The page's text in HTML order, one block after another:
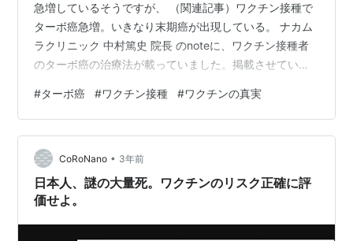
急増しているそうですが、 （関連記事）ワクチン接種で
ターボ癌急増。いきなり末期癌が出現している。 ナカム
ラクリニック 中村篤史 院長 のnoteに、ワクチン接種者
のターボ癌の治療法が載っていました。掲載させていた
（中略） ワクチン接種によるターボ癌は、治りそうです
よ。 詳しくは、中村院長のnoteをご参照ください。 （参
考情報）木田山薬堂診療所（高知県高知市愛宕町3丁目7-
6:高知駅） | メディカルノート （参考情報）漢方、漢方
薬に詳しい病院検索ができる「漢方のお医者さん探し」
（…
#ターボ癌 #ワクチン接種 #ワクチンの真実
CoRoNano • 3年前
日本人、謎の大量死。ワクチンのリスク正確に評
価せよ。